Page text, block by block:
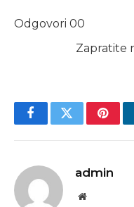
Odgovori 00
Zapratite
FacebookTwitter
admin
Website